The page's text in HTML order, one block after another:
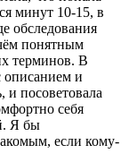
минут 10-15, в
обследования
понятным
терминов. В
описанием и
посоветовала
себя
Я бы
если кому-